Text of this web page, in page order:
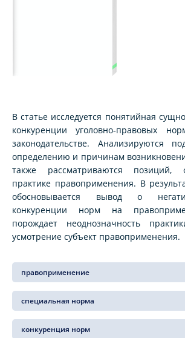
В статье исследуется понятийная
конкуренции уголовно‑правовых
законодательстве. Анализируются
определению и причинам
также рассматриваются
практике правоприменения. В
обосновывается вывод о
конкуренции норм на
порождает неоднозначность
усмотрение субъект правоприменения.
правоприменение
специальная норма
конкуренция норм